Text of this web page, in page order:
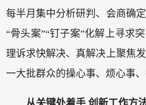
每半月集中分析研判、会商确
“骨头案”“钉子案”化解上寻求
理诉求快解决、真解决上聚焦
一大批群众的操心事、烦心事、